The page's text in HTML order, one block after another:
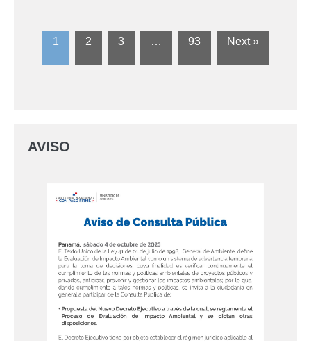
1 2 3 … 93 Next »
AVISO